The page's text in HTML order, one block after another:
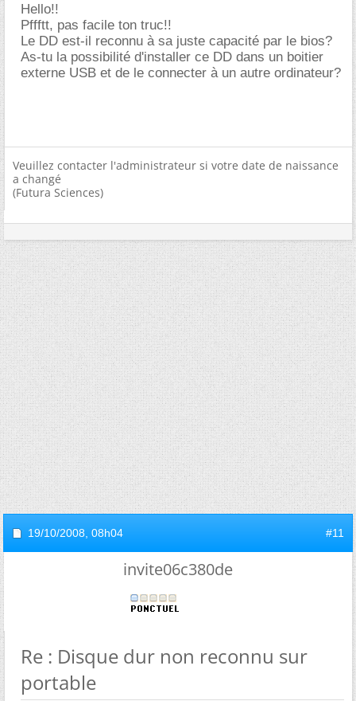
Hello!!
Pffftt, pas facile ton truc!!
Le DD est-il reconnu à sa juste capacité par le bios?
As-tu la possibilité d'installer ce DD dans un boitier
externe USB et de le connecter à un autre ordinateur?
Veuillez contacter l'administrateur si votre date de naissance
a changé
(Futura Sciences)
19/10/2008, 08h04 #11
invite06c380de
Re : Disque dur non reconnu sur
portable